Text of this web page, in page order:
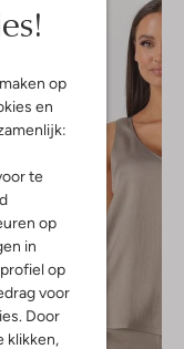
, maken op
en
te
op
in
op
voor
Door